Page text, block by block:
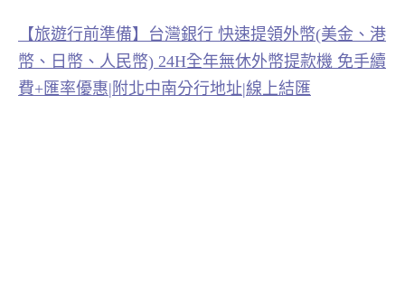
【旅遊行前準備】台灣銀行 快速提領外幣(美金、港
幣、日幣、人民幣) 24H全年無休外幣提款機 免手續
費+匯率優惠|附北中南分行地址|線上結匯